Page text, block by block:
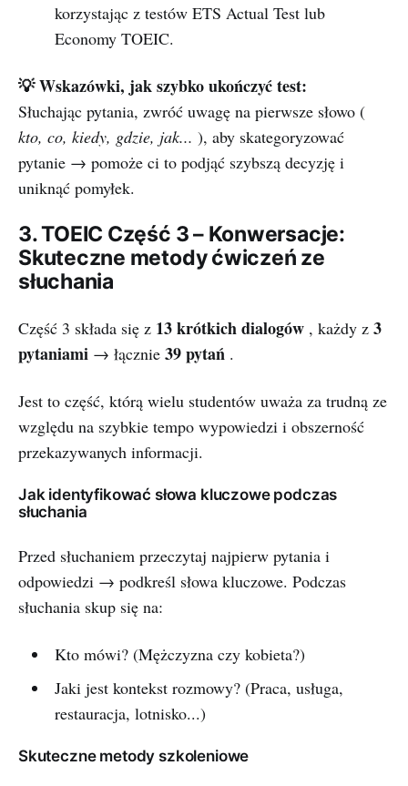
korzystając z testów ETS Actual Test lub
Economy TOEIC.
💡 Wskazówki, jak szybko ukończyć test:
Słuchając pytania, zwróć uwagę na pierwsze słowo (
kto, co, kiedy, gdzie, jak... ), aby skategoryzować
pytanie → pomoże ci to podjąć szybszą decyzję i
uniknąć pomyłek.
3. TOEIC Część 3 – Konwersacje:
Skuteczne metody ćwiczeń ze
słuchania
Część 3 składa się z 13 krótkich dialogów , każdy z 3
pytaniami → łącznie 39 pytań .
Jest to część, którą wielu studentów uważa za trudną ze
względu na szybkie tempo wypowiedzi i obszerność
przekazywanych informacji.
Jak identyfikować słowa kluczowe podczas
słuchania
Przed słuchaniem przeczytaj najpierw pytania i
odpowiedzi → podkreśl słowa kluczowe. Podczas
słuchania skup się na:
Kto mówi? (Mężczyzna czy kobieta?)
Jaki jest kontekst rozmowy? (Praca, usługa,
restauracja, lotnisko...)
Skuteczne metody szkoleniowe